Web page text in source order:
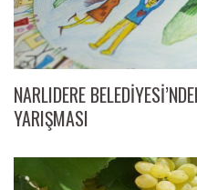
NARLIDERE
YARIŞMASI